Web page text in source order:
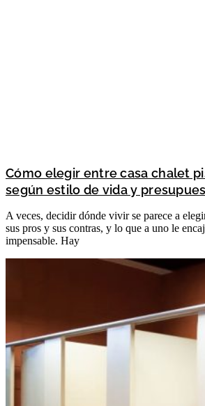
Cómo elegir entre casa chalet
según estilo de vida y
A veces, decidir dónde vivir se parece a
sus pros y sus contras, y lo que a uno le
impensable. Hay